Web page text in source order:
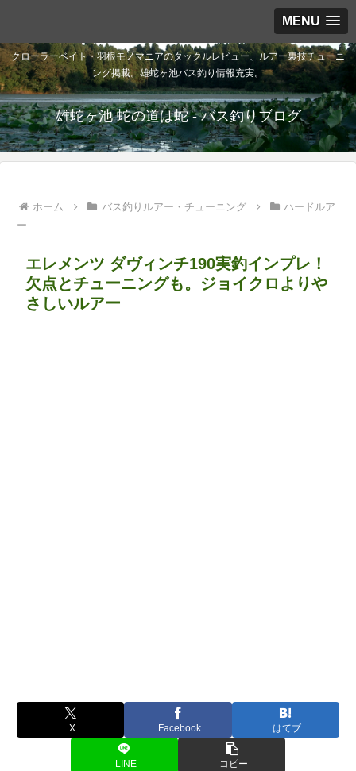
MENU
クローラーベイト・羽根モノマニアのタックルレビュー、ルアー裏技チューニ
ング掲載。雄蛇ヶ池バス釣り情報充実。
雄蛇ヶ池 蛇の道は蛇 - バス釣りブログ
ホーム バス釣りルアー・チューニング
ハードルア
ー
エレメンツ ダヴィンチ190実釣インプレ！
欠点とチューニングも。ジョイクロよりや
さしいルアー
X Facebook はてブ
LINE コピー